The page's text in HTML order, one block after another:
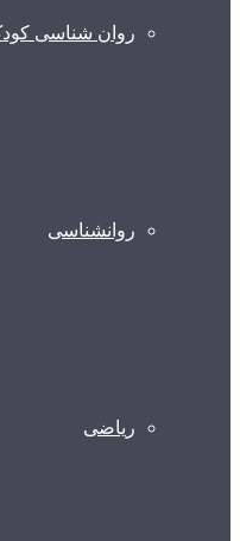
روان شناسی
روانشناسی
ریاضی